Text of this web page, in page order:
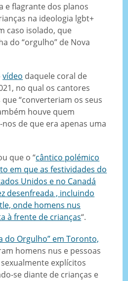
e flagrante dos planos
na ideologia lgbt+
caso isolado, que
do “orgulho” de Nova
vídeo daquele coral de
no qual os cantores
“converteriam os seus
houve quem
de que era apenas uma
que o “cântico polémico
em que as festividades do
Unidos e no Canadá
desenfreada , incluindo
onde homens nus
à frente de crianças“.
do Orgulho” em Toronto,
homens nus e pessoas
explícitos
se diante de crianças e